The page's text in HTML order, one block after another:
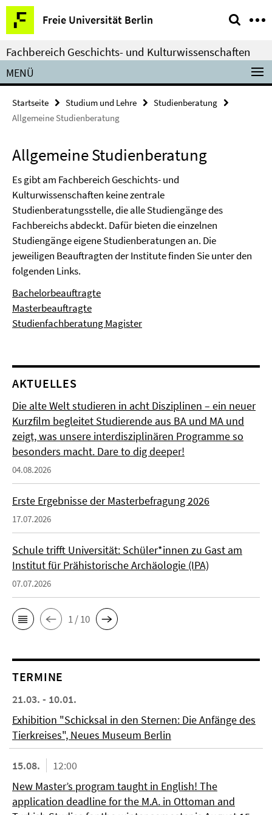
Springe
direkt
zu
Inhalt
Freie Universität Berlin
Service-
Navigation
Fachbereich Geschichts- und Kulturwissenschaften
MENÜ
Startseite Studium und Lehre
Studienberatung
Allgemeine Studienberatung
Allgemeine Studienberatung
Es gibt am Fachbereich Geschichts- und
Kulturwissenschaften keine zentrale
Studienberatungsstelle, die alle Studiengänge des
Fachbereichs abdeckt. Dafür bieten die einzelnen
Studiengänge eigene Studienberatungen an. Die
jeweiligen Beauftragten der Institute finden Sie unter den
folgenden Links.
Bachelorbeauftragte
Masterbeauftragte
Studienfachberatung Magister
AKTUELLES
Die alte Welt studieren in acht Disziplinen – ein neuer
Kurzfilm begleitet Studierende aus BA und MA und
zeigt, was unsere interdisziplinären Programme so
besonders macht. Dare to dig deeper!
04.08.2026
Erste Ergebnisse der Masterbefragung 2026
17.07.2026
Schule trifft Universität: Schüler*innen zu Gast am
Institut für Prähistorische Archäologie (IPA)
07.07.2026
1 / 10
TERMINE
21.03. - 10.01.
Exhibition "Schicksal in den Sternen: Die Anfänge des
Tierkreises", Neues Museum Berlin
15.08.
12:00
New Master’s program taught in English! The
application deadline for the M.A. in Ottoman and